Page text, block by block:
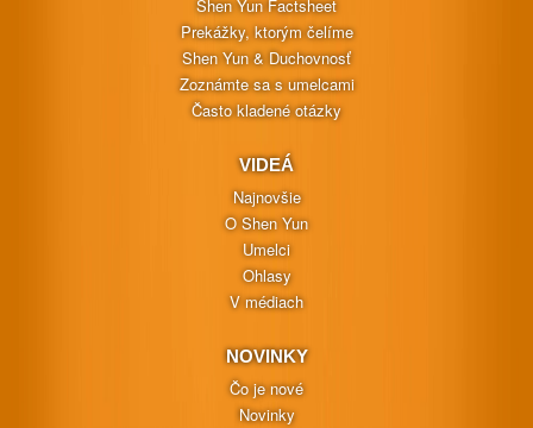
Shen Yun Factsheet
Prekážky, ktorým čelíme
Shen Yun & Duchovnosť
Zoznámte sa s umelcami
Často kladené otázky
VIDEÁ
Najnovšie
O Shen Yun
Umelci
Ohlasy
V médiach
NOVINKY
Čo je nové
Novinky